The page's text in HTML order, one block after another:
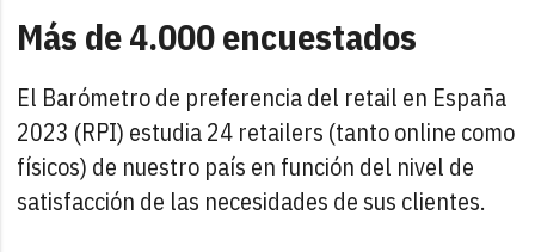
Más de 4.000 encuestados
El Barómetro de preferencia del retail en España
2023 (RPI) estudia 24 retailers (tanto online como
físicos) de nuestro país en función del nivel de
satisfacción de las necesidades de sus clientes.